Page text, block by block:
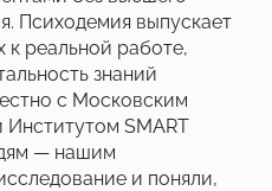
Психодемия выпускает
к реальной работе,
знаний
с Московским
Институтом SMART
— нашим
и поняли,